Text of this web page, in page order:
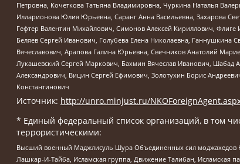
Петровна, Кочеткова Татьяна Владимировна, Чуркина Наталья
Илларионова Юлия Юрьевна, Саранг Анна Васильевна, Захарова
Гефтер Валентин Михайлович, Симонов Алексей Кириллович,
Беляев Сергей Иванович, Голубева Елена Николаевна, Ганнушкина
Вячеславович, Арапова Галина Юрьевна, Свечников Анатолий
Лукашевский Сергей Маркович, Бахмин Вячеслав Иванович, Шабад
Александрович, Вицин Сергей Ефимович, Золотухин Борис
Константинович
Источник: http://unro.minjust.ru/
* Единый федеральный список организаций, в том
террористическими:
Высший военный Маджлисуль Шура Объединенных сил моджахедов
Лашкар-И-Тайба, Исламская группа, Движение Талибан, Исламская